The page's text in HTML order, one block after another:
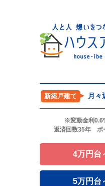
新築戸建て 月々
※変動金利
返済回数35年 ボ
4万円台
5万円台